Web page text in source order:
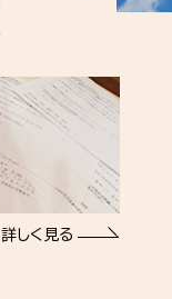
詳しく見る